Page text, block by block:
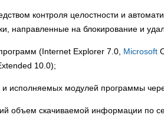
контроля целостности и
направленные на блокирование и
(Internet Explorer 7.0, Microsoft
10.0);
и исполняемых модулей программы
объем скачиваемой информации по